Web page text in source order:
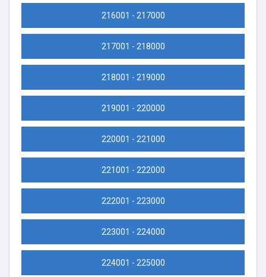
216001 - 217000
217001 - 218000
218001 - 219000
219001 - 220000
220001 - 221000
221001 - 222000
222001 - 223000
223001 - 224000
224001 - 225000